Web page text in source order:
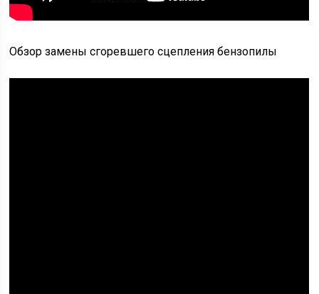
Обзор замены сгоревшего сцепления бензопилы